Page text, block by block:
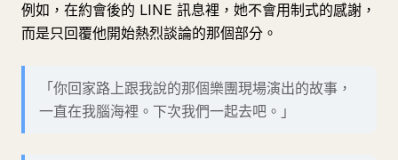
例如，在約會後的 LINE 訊息裡，她不會用制式的感謝，
而是只回覆他開始熱烈談論的那個部分。
「你回家路上跟我說的那個樂團現場演出的故事，
一直在我腦海裡。下次我們一起去吧。」